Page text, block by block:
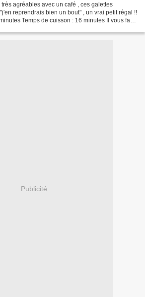
agréables avec un café , ces galettes
reprendrais bien un bout" , un vrai petit régal !!
Temps de cuisson : 16 minutes Il vous faut
Publicité